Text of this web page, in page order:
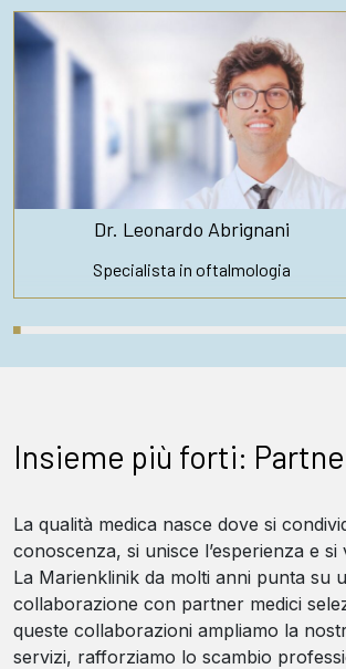
Dr. Leonardo Abrignani
Specialista in oftalmologia
Insieme più forti:
La qualità medica nasce dove si
conoscenza, si unisce l’esperienza e si
La Marienklinik da molti anni punta su
collaborazione con partner medici
queste collaborazioni ampliamo la
servizi, rafforziamo lo scambio